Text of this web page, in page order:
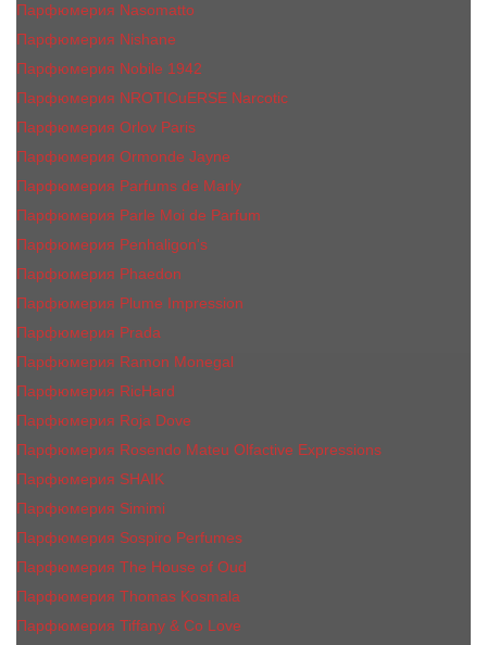
Парфюмерия Nasomatto
Парфюмерия Nishane
Парфюмерия Nobile 1942
Парфюмерия NROTICuERSE Narcotic
Парфюмерия Orlov Paris
Парфюмерия Ormonde Jayne
Парфюмерия Parfums de Marly
Парфюмерия Parle Moi de Parfum
Парфюмерия Penhaligon's
Парфюмерия Phaedon
Парфюмерия Plume Impression
Парфюмерия Prada
Парфюмерия Ramon Monegal
Парфюмерия RicHard
Парфюмерия Roja Dove
Парфюмерия Rosendo Mateu Olfactive Expressions
Парфюмерия SHAIK
Парфюмерия Simimi
Парфюмерия Sospiro Perfumes
Парфюмерия The House of Oud
Парфюмерия Thomas Kosmala
Парфюмерия Tiffany & Co Love